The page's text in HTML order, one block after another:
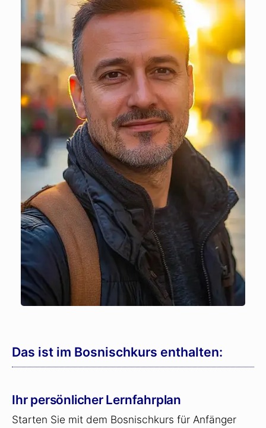
Das ist im Bosnischkurs enthalten:
Ihr persönlicher Lernfahrplan
Starten Sie mit dem Bosnischkurs für Anfänger